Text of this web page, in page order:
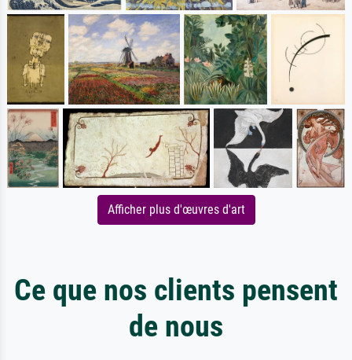
Afficher plus d'œuvres d'art
Ce que nos clients pensent
de nous